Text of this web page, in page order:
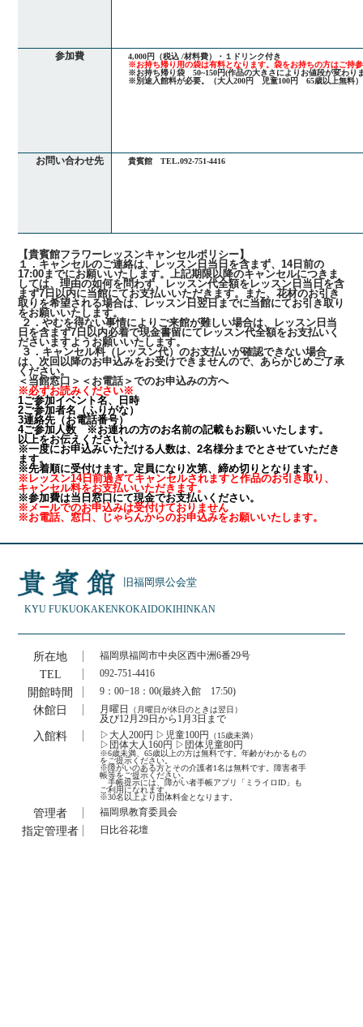
参加費
4,000円（税込 /材料費）・１ドリンク付き
※お持ち帰り用の袋は有料となります。袋をお持ちの方はご持
※お持ち帰り袋 50~150円(作品の大きさによりお値段が変わり
※別途入館料が必要。（大人200円 児童100円 65歳以上無料）
お問い合わせ先 貴賓館 TEL.092-751-4416
【貴賓館フラワーレッスンキャンセルポリシー】
１．キャンセルのご連絡は、レッスン日当日を含まず、14日前の
17:00までにお願いいたします。上記期限以降のキャンセルにつきま
しては、理由の如何を問わず、レッスン代全額をレッスン日当日を含
まず7日以内に当館にてお支払いいただきます。また、花材のお引き
取りを希望される場合は、レッスン日翌日までに当館にてお引き取り
をお願いいたします。
２．やむを得ない事情によりご来館が難しい場合は、レッスン日当
日を含まず7日以内必着で現金書留にてレッスン代全額をお支払いく
ださいますようお願いいたします。
３．キャンセル料（レッスン代）のお支払いが確認できない場合
は、次回以降のお申込みをお受けできませんので、あらかじめご了承
ください。
＜当館窓口＞＜お電話＞でのお申込みの方へ
※必ずお読みください※
1ご参加イベント名、日時
2ご参加者名（ふりがな）
3連絡先（お電話番号）
4ご参加人数 ※お連れの方のお名前の記載もお願いいたします。
以上をお伝えください。
※一度にお申込みいただける人数は、2名様分までとさせていただき
ます。
※先着順に受付けます。定員になり次第、締め切りとなります。
※レッスン14日前過ぎてキャンセルされますと作品のお引き取り、
キャンセル料をお支払いいただきます。
※参加費は当日窓口にて現金でお支払いください。
※メールでのお申込みは受付けておりません
※お電話、窓口、じゃらんからのお申込みをお願いいたします。
旧福岡県公会堂
KYU FUKUOKAKENKOKAIDOKIHINKAN
所在地 福岡県福岡市中央区西中洲6番29号
TEL 092-751-4416
開館時間 9：00−18：00(最終入館 17:50)
休館日 月曜日 （月曜日が休日のときは翌日）
及び12月29日から1月3日まで
入館料 ▷大人200円 ▷児童100円 （15歳未満）
▷団体大人160円 ▷団体児童80円
※6歳未満、65歳以上の方は無料です。年齢がわかるもの
をご提示ください。
※障がいのある方とその介護者1名は無料です。障害者手
帳等をご提示ください。
手帳提示には、障がい者手帳アプリ「ミライロID」も
ご利用になれます。
※30名以上より団体料金となります。
管理者 福岡県教育委員会
指定管理者 日比谷花壇